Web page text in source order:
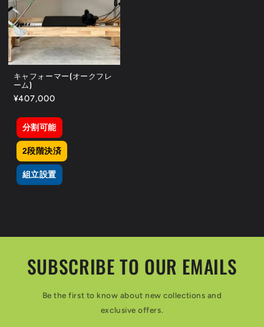
キャフォーマー(オークフレ
ーム)
通
価
格
¥407,000
分割可能
2段階決済
組立設置
SUBSCRIBE TO OUR EMAILS
Be the first to know about new collections and
exclusive offers.